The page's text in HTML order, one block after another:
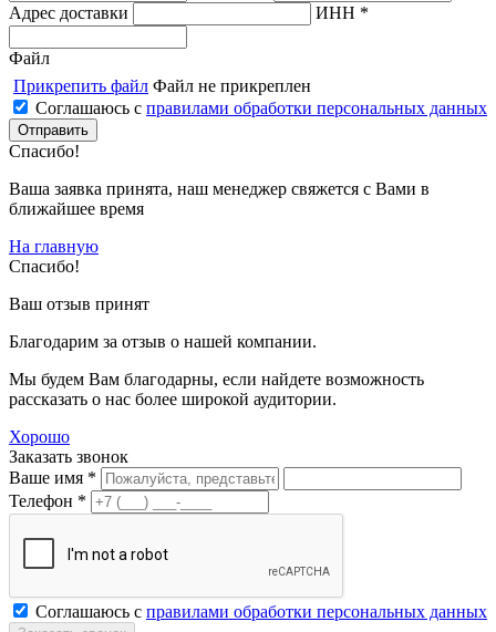
Адрес доставки
ИНН *
Файл
Прикрепить файл Файл не прикреплен
Соглашаюсь с правилами обработки персональных данных
Спасибо!
Ваша заявка принята, наш менеджер свяжется с Вами в
ближайшее время
На главную
Спасибо!
Ваш отзыв принят
Благодарим за отзыв о нашей компании.
Мы будем Вам благодарны, если найдете возможность
рассказать о нас более широкой аудитории.
Хорошо
Заказать звонок
Ваше имя *
Телефон *
Соглашаюсь с правилами обработки персональных данных